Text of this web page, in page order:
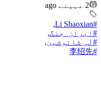
2 مہینے ago
#Li Shaoxian
,
#ایران_جنگ,
#لی شائوشین,
#李绍先